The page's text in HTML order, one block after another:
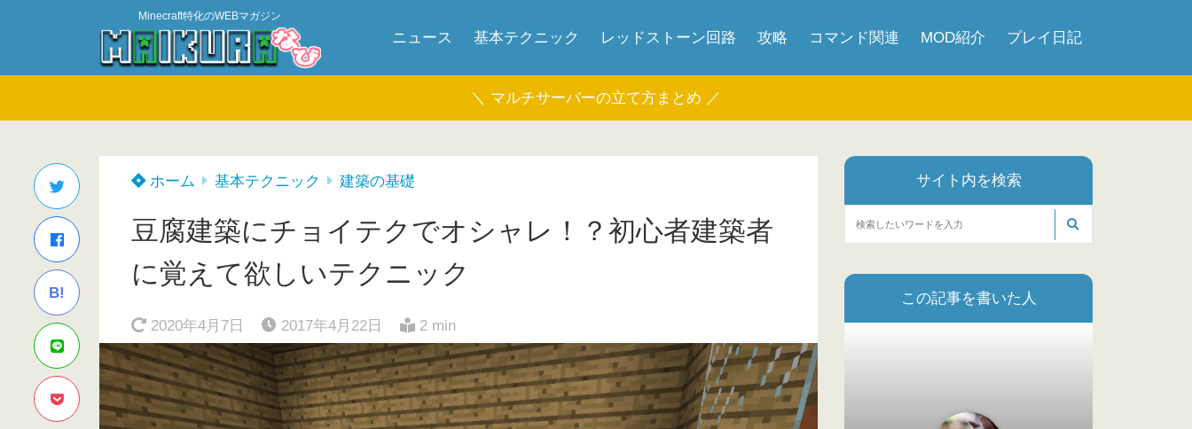
Minecraft特化のWEBマガジン
ニュース 基本テクニック レッドストーン回路 攻略 コマンド関連 MOD紹介 プレイ日記
＼ マルチサーバーの立て方まとめ ／
B!
ホーム 基本テクニック 建築の基礎
豆腐建築にチョイテクでオシャレ！？初心者建築者
に覚えて欲しいテクニック
2020年4月7日 2017年4月22日 2 min
サイト内を検索
この記事を書いた人